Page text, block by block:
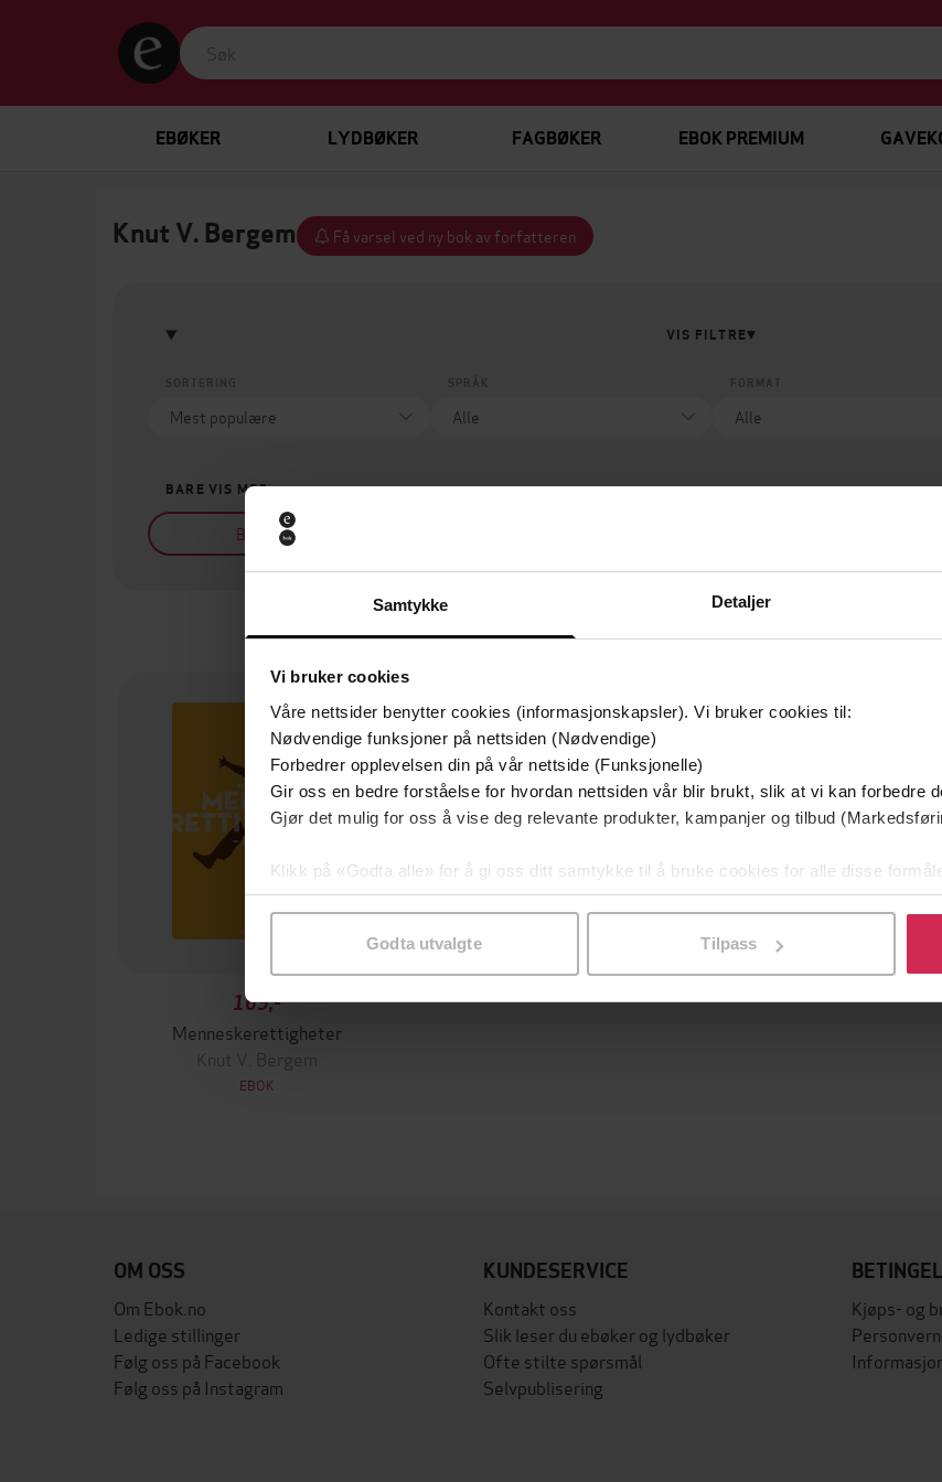
Samtykke Detaljer
Vi bruker cookies
Våre nettsider benytter cookies (informasjonskapsler). Vi bruker cookies til:
Nødvendige funksjoner på nettsiden (Nødvendige)
Forbedrer opplevelsen din på vår nettside (Funksjonelle)
Gir oss en bedre forståelse for hvordan nettsiden vår blir brukt, slik at vi kan forbedre
Gjør det mulig for oss å vise deg relevante produkter, kampanjer og tilbud
Klikk på «Godta alle» for å gi oss ditt samtykke til å bruke cookies for alle disse
samtykke til spesifikke formål ved å klikke på «Tilpass». Du kan når som helst
Godta utvalgte Tilpass
EBØKER LYDBØKER FAGBØKER EBOK PREMIUM
Knut V. Bergem Få varsel ved ny bok av forfatteren
VIS FILTRE
BARE VIS MEG
Bøker på tilbud
169,-
Menneskerettigheter
Knut V. Bergem
EBOK
OM OSS
Om Ebok.no
Ledige stillinger
Følg oss på Facebook
Følg oss på Instagram
KUNDESERVICE
Kontakt oss
Slik leser du ebøker og lydbøker
Ofte stilte spørsmål
Selvpublisering
Kjøps- og
Personvern